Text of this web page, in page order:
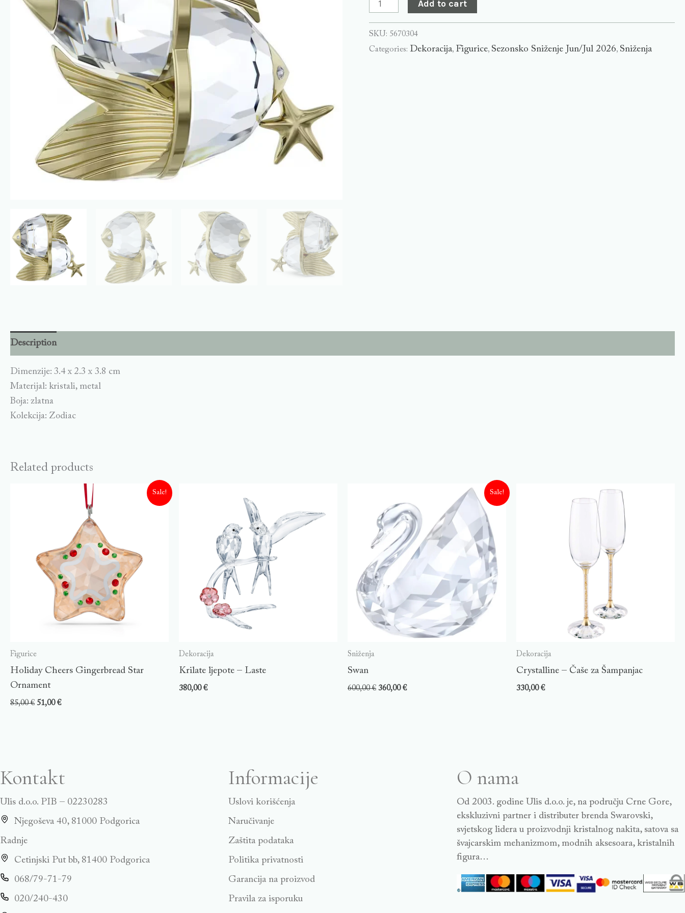
Add to cart
SKU: 5670304
Categories: Dekoracija, Figurice, Sezonsko Sniženje Jun/Jul 2026, Sniženja
Description
Dimenzije: 3.4 x 2.3 x 3.8 cm
Materijal: kristali, metal
Boja: zlatna
Kolekcija: Zodiac
Related products
Sale!
Figurice
Holiday Cheers Gingerbread Star
Ornament
85,00€ 51,00€
Dekoracija
Krilate ljepote – Laste
380,00€
Sale!
Sniženja
Swan
600,00€ 360,00€
Dekoracija
Crystalline – Čaše za Šampanjac
330,00€
Kontakt
Ulis d.o.o. PIB – 02230283
Njegoševa 40, 81000 Podgorica
Radnje
Cetinjski Put bb, 81400 Podgorica
068/79-71-79
020/240-430
Informacije
Uslovi korišćenja
Naručivanje
Zaštita podataka
Politika privatnosti
Garancija na proizvod
Pravila za isporuku
O nama
Od 2003. godine Ulis d.o.o. je, na području Crne Gore,
ekskluzivni partner i distributer brenda Swarovski,
svjetskog lidera u proizvodnji kristalnog nakita, satova sa
švajcarskim mehanizmom, modnih aksesoara, kristalnih
figura…